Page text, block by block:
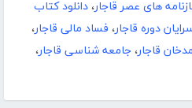
های عصر قاجار، دانلود کتاب
دوره قاجار، فساد مالی قاجار،
قاجار، جامعه شناسی قاجار،